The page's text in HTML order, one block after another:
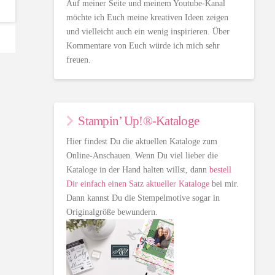
Auf meiner Seite und meinem Youtube-Kanal
möchte ich Euch meine kreativen Ideen zeigen
und vielleicht auch ein wenig inspirieren. Über
Kommentare von Euch würde ich mich sehr
freuen.
Stampin’ Up!®-Kataloge
Hier findest Du die aktuellen Kataloge zum
Online-Anschauen. Wenn Du viel lieber die
Kataloge in der Hand halten willst, dannbestell
Dir einfach einen Satz aktueller Kataloge bei mir.
Dann kannst Du die Stempelmotive sogar in
Originalgröße bewundern.